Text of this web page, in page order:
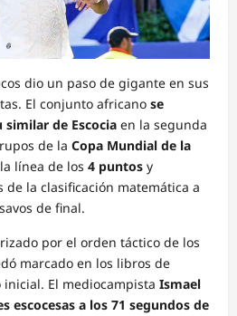
dio un paso de gigante en sus
El conjunto africano se
de Escocia en la segunda
de la Copa Mundial de la
línea de los 4 puntos y
la clasificación matemática a
de final.
por el orden táctico de los
marcado en los libros de
El mediocampista Ismael
escocesas a los 71 segundos de